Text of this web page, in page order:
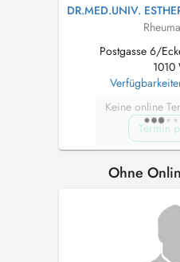
DR.MED.UNIV.
Postgasse 6/
Keine online
Termin
Ohne